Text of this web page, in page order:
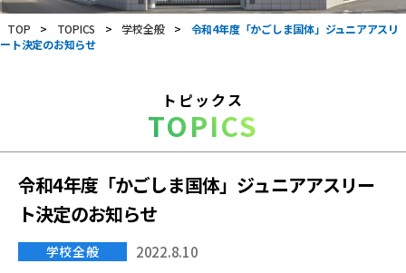
前
田
学
高
等
学
TOP > TOPICS > 学校全般 >
令和4年度「かごしま国体」ジュニアアスリ
ート決定のお知らせ
トピックス
TOPICS
令和4年度「かごしま国体」ジュニアアスリー
ト決定のお知らせ
学校全般 2022.8.10